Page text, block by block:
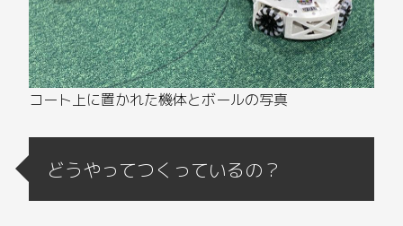
コート上に置かれた機体とボールの写真
どうやってつくっているの？